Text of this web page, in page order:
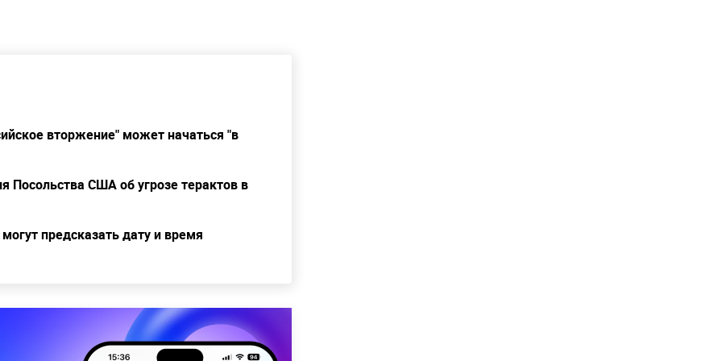
вторжение" может начаться "в
Посольства США об угрозе терактов в
предсказать дату и время